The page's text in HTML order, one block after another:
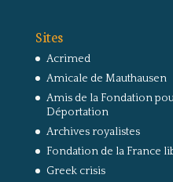
Sites
Acrimed
Amicale de Mauthausen
Amis de la Fondation
Déportation
Archives royalistes
Fondation de la France
Greek crisis